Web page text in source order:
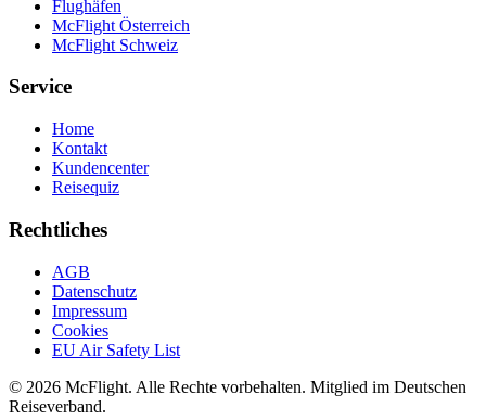
Flughäfen
McFlight Österreich
McFlight Schweiz
Service
Home
Kontakt
Kundencenter
Reisequiz
Rechtliches
AGB
Datenschutz
Impressum
Cookies
EU Air Safety List
© 2026 McFlight. Alle Rechte vorbehalten. Mitglied im Deutschen
Reiseverband.